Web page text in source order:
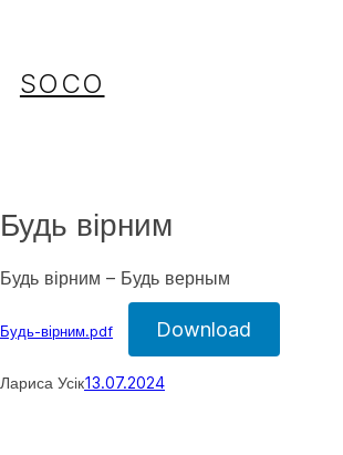
SOCO
Будь вірним
Будь вірним – Будь верным
Будь-вірним.pdf Download
Лариса Усік13.07.2024